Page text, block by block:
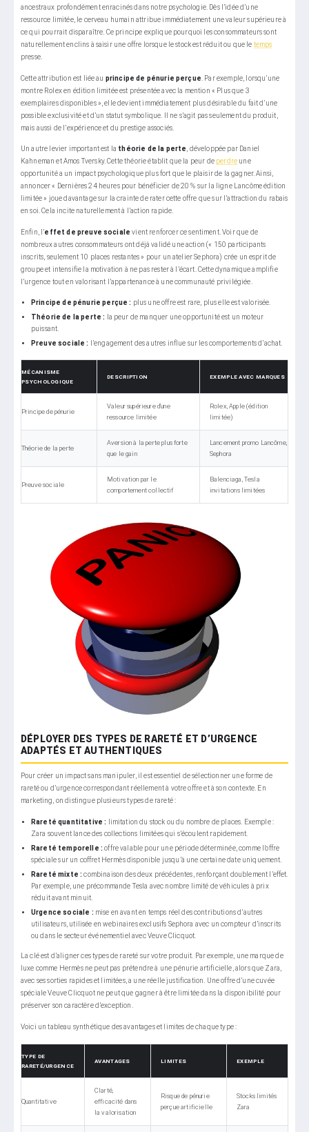
ancestraux profondément enracinés dans notre psychologie. Dès l’idée d’une
ressource limitée, le cerveau humain attribue immédiatement une valeur supérieure à
ce qui pourrait disparaître. Ce principe explique pourquoi les consommateurs sont
naturellement enclins à saisir une offre lorsque le stock est réduit ou que le temps
presse.
Cette attribution est liée au principe de pénurie perçue . Par exemple, lorsqu’une
montre Rolex en édition limitée est présentée avec la mention « Plus que 3
exemplaires disponibles », elle devient immédiatement plus désirable du fait d’une
possible exclusivité et d’un statut symbolique. Il ne s’agit pas seulement du produit,
mais aussi de l’expérience et du prestige associés.
Un autre levier important est la théorie de la perte, développée par Daniel
Kahneman et Amos Tversky. Cette théorie établit que la peur de perdre une
opportunité a un impact psychologique plus fort que le plaisir de la gagner. Ainsi,
annoncer « Dernières 24 heures pour bénéficier de 20 % sur la ligne Lancôme édition
limitée » joue davantage sur la crainte de rater cette offre que sur l’attraction du rabais
en soi. Cela incite naturellement à l’action rapide.
Enfin, l’effet de preuve sociale vient renforcer ce sentiment. Voir que de
nombreux autres consommateurs ont déjà validé une action (« 150 participants
inscrits, seulement 10 places restantes » pour un atelier Sephora) crée un esprit de
groupe et intensifie la motivation à ne pas rester à l’écart. Cette dynamique amplifie
l’urgence tout en valorisant l’appartenance à une communauté privilégiée.
Principe de pénurie perçue : plus une offre est rare, plus elle est valorisée.
Théorie de la perte :
la peur de manquer une opportunité est un moteur
puissant.
Preuve sociale :
l’engagement des autres influe sur les comportements d’achat.
MÉCANISME
PSYCHOLOGIQUE
DESCRIPTION EXEMPLE AVEC MARQUES
Principe de pénurie
Valeur supérieure d’une
ressource limitée
Rolex, Apple (édition
limitée)
Théorie de la perte
Aversion à la perte plus forte
que le gain
Lancement promo Lancôme,
Sephora
Preuve sociale
Motivation par le
comportement collectif
Balenciaga, Tesla
invitations limitées
DÉPLOYER DES TYPES DE RARETÉ ET D’URGENCE
ADAPTÉS ET AUTHENTIQUES
Pour créer un impact sans manipuler, il est essentiel de sélectionner une forme de
rareté ou d’urgence correspondant réellement à votre offre et à son contexte. En
marketing, on distingue plusieurs types de rareté :
Rareté quantitative :
limitation du stock ou du nombre de places. Exemple :
Zara souvent lance des collections limitées qui s’écoulent rapidement.
Rareté temporelle : offre valable pour une période déterminée, comme l’offre
spéciale sur un coffret Hermès disponible jusqu’à une certaine date uniquement.
Rareté mixte : combinaison des deux précédentes, renforçant doublement l’effet.
Par exemple, une précommande Tesla avec nombre limité de véhicules à prix
réduit avant minuit.
Urgence sociale : mise en avant en temps réel des contributions d’autres
utilisateurs, utilisée en webinaires exclusifs Sephora avec un compteur d’inscrits
ou dans le secteur événementiel avec Veuve Clicquot.
La clé est d’aligner ces types de rareté sur votre produit. Par exemple, une marque de
luxe comme Hermès ne peut pas prétendre à une pénurie artificielle, alors que Zara,
avec ses sorties rapides et limitées, a une réelle justification. Une offre d’une cuvée
spéciale Veuve Clicquot ne peut que gagner à être limitée dans la disponibilité pour
préserver son caractère d’exception.
Voici un tableau synthétique des avantages et limites de chaque type :
TYPE DE
RARETÉ/URGENCE
AVANTAGES LIMITES EXEMPLE
Quantitative
Clarté,
efficacité dans
la valorisation
Risque de pénurie
perçue artificielle
Stocks limités
Zara